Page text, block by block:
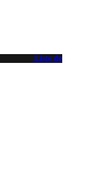
Liste de